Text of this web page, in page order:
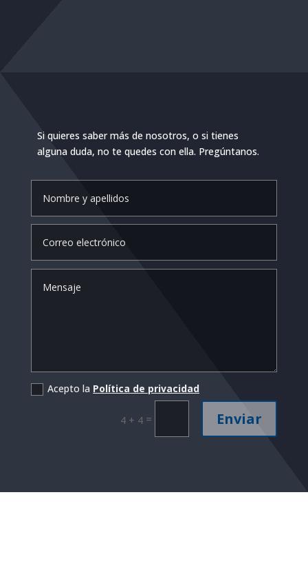
Si quieres saber más de nosotros, o si tienes
alguna duda, no te quedes con ella. Pregúntanos.
Acepto la Política de privacidad
4 + 4 = Enviar